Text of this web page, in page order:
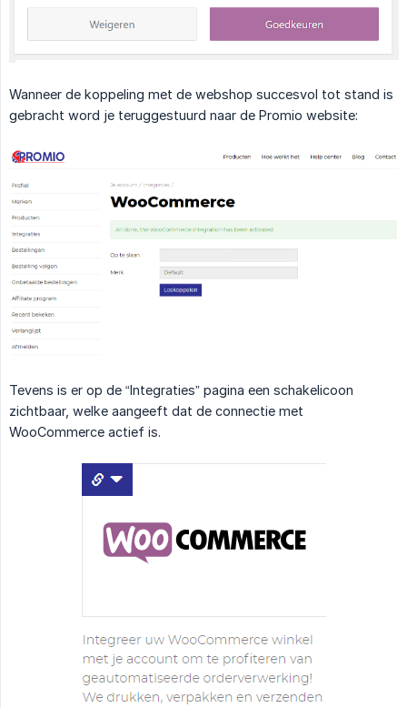
Wanneer de koppeling met de webshop succesvol tot stand is
gebracht word je teruggestuurd naar de Promio website:
Tevens is er op de “Integraties” pagina een schakelicoon
zichtbaar, welke aangeeft dat de connectie met
WooCommerce actief is.